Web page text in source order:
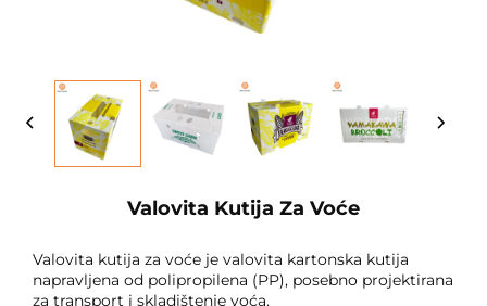
Valovita Kutija Za Voće
Valovita kutija za voće je valovita kartonska kutija
napravljena od polipropilena (PP), posebno projektirana
za transport i skladištenje voća.